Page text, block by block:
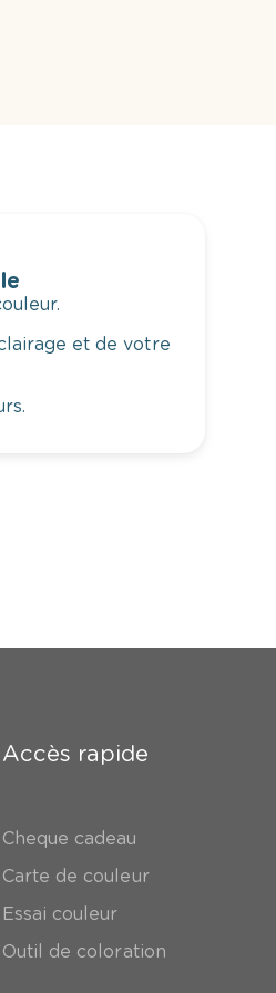
et de votre
Accès rapide
Cheque cadeau
Carte de couleur
Essai couleur
Outil de coloration